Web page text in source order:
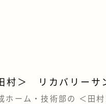
村＞ リカバリーサ
ホーム・技術部の ＜田